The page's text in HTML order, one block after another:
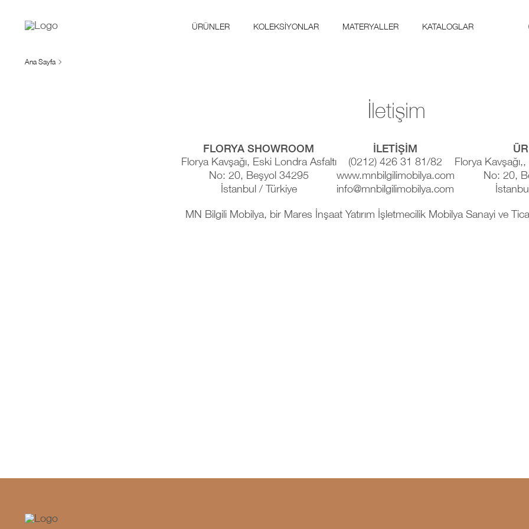
ÜRÜNLER KOLEKSIYONLAR MATERYALLER KATALOGLAR
Ana Sayfa
İletişim
FLORYA SHOWROOM
Florya Kavşağı, Eski Londra Asfaltı
No: 20, Beşyol 34295
İstanbul / Türkiye
İLETİŞİM
(0212) 426 31 81/82
www.mnbilgilimobilya.com
info@mnbilgilimobilya.com
Florya
No: 20,
MN Bilgili Mobilya, bir Mares İnşaat Yatırım İşletmecilik Mobilya Sanayi ve